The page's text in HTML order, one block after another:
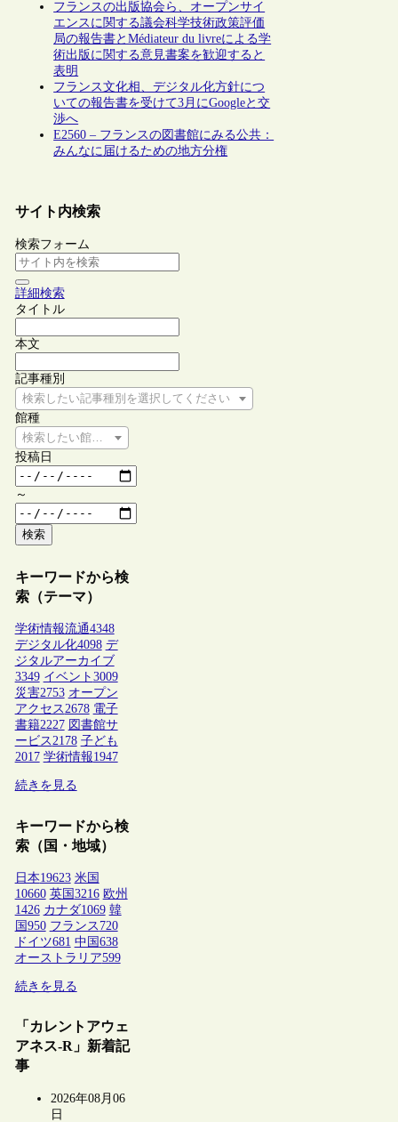
フランスの出版協会ら、オープンサイ
エンスに関する議会科学技術政策評価
局の報告書とMédiateur du livreによる学
術出版に関する意見書案を歓迎すると
表明
フランス文化相、デジタル化方針につ
いての報告書を受けて3月にGoogleと交
渉へ
E2560 – フランスの図書館にみる公共：
みんなに届けるための地方分権
サイト内検索
検索フォーム
詳細検索
タイトル
本文
記事種別
検索したい記事種別を選択してください
館種
検索したい館種を選択してください
投稿日
～
検索
キーワードから検
索（テーマ）
学術情報流通4348
デジタル化4098 デ
ジタルアーカイブ
3349 イベント 3009
災害2753 オープン
アクセス2678 電子
書籍2227 図書館サ
ービス2178 子ども
2017 学術情報1947
続きを見る
キーワードから検
索（国・地域）
日本19623 米国
10660 英国 3216 欧州
1426 カナダ1069 韓
国 950 フランス 720
ドイツ681 中国 638
オーストラリア599
続きを見る
「カレントアウェ
アネス-R」新着記
事
2026年08月06
日